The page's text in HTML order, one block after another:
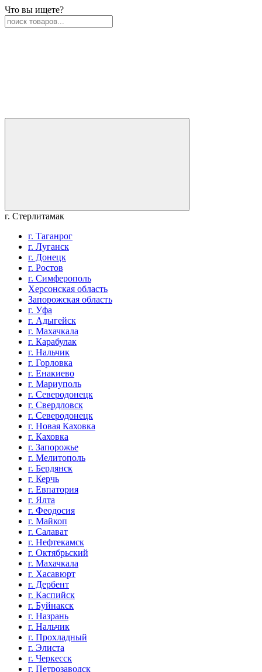
Что вы ищете?
г. Стерлитамак
г. Таганрог
г. Луганск
г. Донецк
г. Ростов
г. Симферополь
Херсонская область
Запорожская область
г. Уфа
г. Адыгейск
г. Махачкала
г. Карабулак
г. Нальчик
г. Горловка
г. Енакиево
г. Мариуполь
г. Северодонецк
г. Свердловск
г. Северодонецк
г. Новая Каховка
г. Каховка
г. Запорожье
г. Мелитополь
г. Бердянск
г. Керчь
г. Евпатория
г. Ялта
г. Феодосия
г. Майкоп
г. Салават
г. Нефтекамск
г. Октябрьский
г. Махачкала
г. Хасавюрт
г. Дербент
г. Каспийск
г. Буйнакск
г. Назрань
г. Нальчик
г. Прохладный
г. Элиста
г. Черкесск
г. Петрозаводск